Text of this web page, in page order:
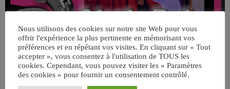
Nous utilisons des cookies sur notre site Web pour vous
offrir l'expérience la plus pertinente en mémorisant vos
préférences et en répétant vos visites. En cliquant sur « Tout
accepter », vous consentez à l'utilisation de TOUS les
cookies. Cependant, vous pouvez visiter les « Paramètres
des cookies » pour fournir un consentement contrôlé.